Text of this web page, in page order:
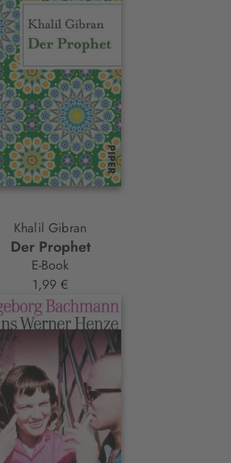
Khalil Gibran
Der Prophet
E-Book
1,99 €